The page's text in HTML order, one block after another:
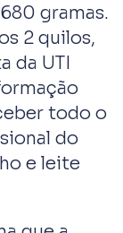
gramas.
2 quilos,
da UTI
todo o
do
e leite